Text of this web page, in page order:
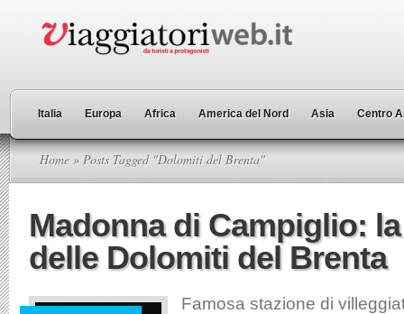
Italia Europa Africa America del Nord Asia Centro
Home » Posts Tagged "Dolomiti del Brenta"
Madonna di Campiglio:
delle Dolomiti del Brenta
Famosa stazione di